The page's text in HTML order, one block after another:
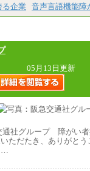
る企業
音声言語機能障
05月13日更新
通社グループ 障がい
ただたき、ありがと
…